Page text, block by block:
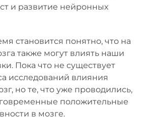
и развитие нейронных
становится понятно, что на
также могут влиять наши
Пока что не существует
исследований влияния
но те, что уже проводились,
положительные
в мозге.